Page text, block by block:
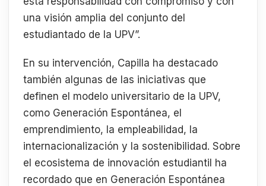
una visión amplia del conjunto del
estudiantado de la UPV”.
En su intervención, Capilla ha destacado
también algunas de las iniciativas que
definen el modelo universitario de la UPV,
como Generación Espontánea, el
emprendimiento, la empleabilidad, la
internacionalización y la sostenibilidad. Sobre
el ecosistema de innovación estudiantil ha
recordado que en Generación Espontánea